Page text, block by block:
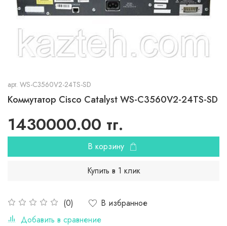
арт. WS-C3560V2-24TS-SD
Коммутатор Cisco Catalyst WS-C3560V2-24TS-SD
(0)
В избранное
Добавить в сравнение
1430000.00 тг.
В корзину
Купить в 1 клик